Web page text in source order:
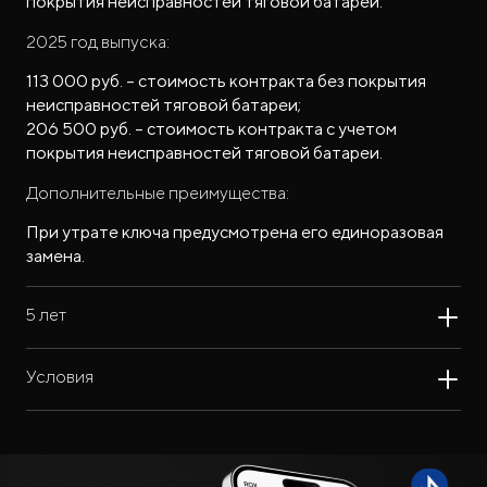
см. в договоре.
2025 год выпуска:
113 000 руб. – стоимость контракта без покрытия
неисправностей тяговой батареи;
206 500 руб. – стоимость контракта с учетом
покрытия неисправностей тяговой батареи.
Дополнительные преимущества:
При утрате ключа предусмотрена его единоразовая
замена.
5 лет
Условия